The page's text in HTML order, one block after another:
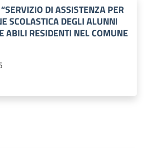
DI ASSISTENZA PER
SCOLASTICA DEGLI ALUNNI
ABILI RESIDENTI NEL COMUNE